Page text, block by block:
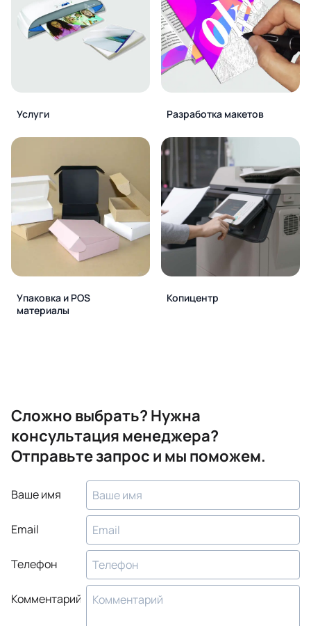
Услуги Разработка макетов
Упаковка и POS
материалы
Копицентр
Сложно выбрать? Нужна
консультация менеджера?
Отправьте запрос и мы поможем.
Ваше имя
Email
Телефон
Комментарий